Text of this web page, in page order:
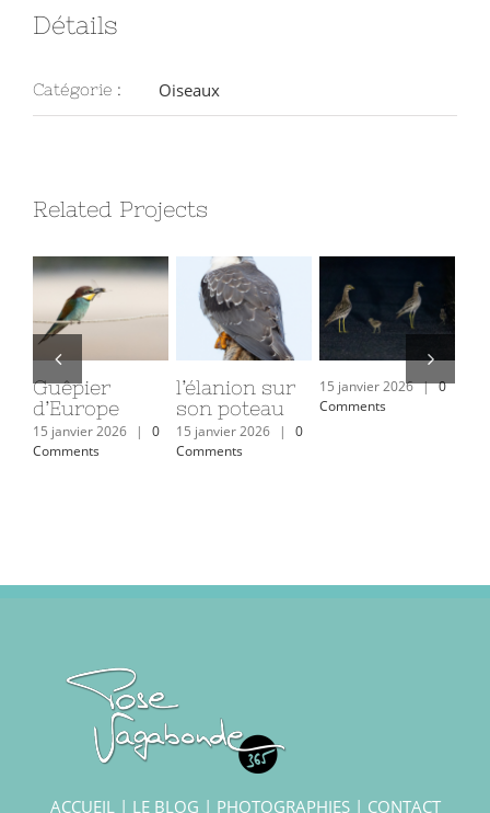
Détails
Catégorie : Oiseaux
Related Projects
Guêpier
d’Europe
15 janvier 2026 |
0
Comments
l’élanion sur
son poteau
15 janvier 2026 |
0
Comments
15 janvier 2026 | 0
Comments
ACCUEIL | LE BLOG | PHOTOGRAPHIES| CONTACT